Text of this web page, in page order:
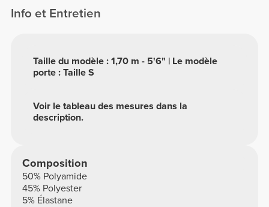
Info et Entretien
Voir le tableau des mesures dans la
description.
Taille du modèle : 1,70 m - 5'6" | Le modèle
porte : Taille S
Composition
50% Polyamide
45% Polyester
5% Élastane